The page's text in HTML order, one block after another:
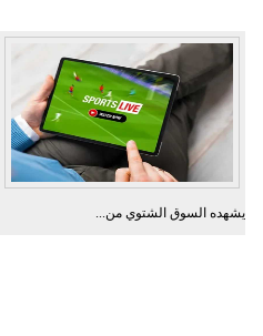
يشهده السوق الشتوي من...